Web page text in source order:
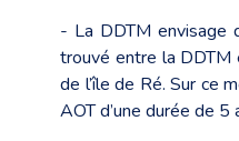
- La DDTM envisage
trouvé entre la
de l’île de Ré. Sur ce
AOT d’une durée de 5